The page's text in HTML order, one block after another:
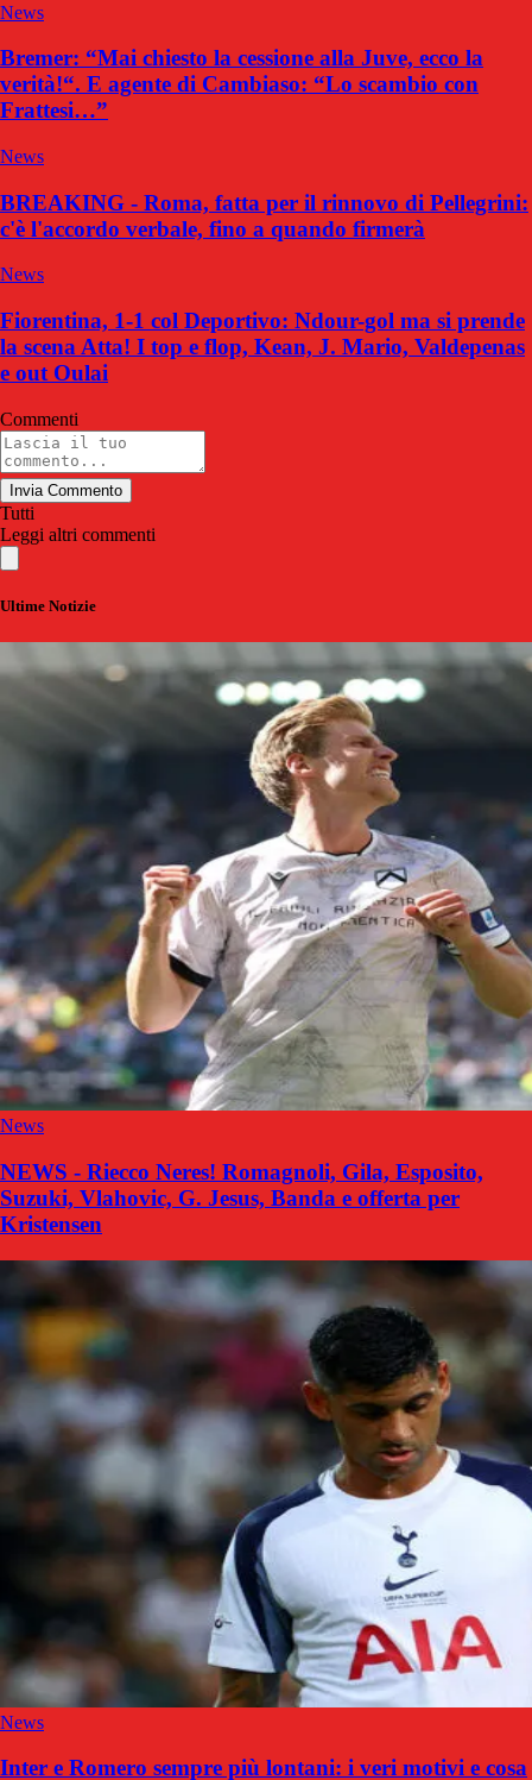
News
Bremer: “Mai chiesto la cessione alla Juve, ecco la
verità!“. E agente di Cambiaso: “Lo scambio con
Frattesi…”
News
BREAKING - Roma, fatta per il rinnovo di Pellegrini:
c'è l'accordo verbale, fino a quando firmerà
News
Fiorentina, 1-1 col Deportivo: Ndour-gol ma si prende
la scena Atta! I top e flop, Kean, J. Mario, Valdepenas
e out Oulai
Commenti
Invia Commento
Tutti
Leggi altri commenti
Ultime Notizie
News
NEWS - Riecco Neres! Romagnoli, Gila, Esposito,
Suzuki, Vlahovic, G. Jesus, Banda e offerta per
Kristensen
News
Inter e Romero sempre più lontani: i veri motivi e cosa